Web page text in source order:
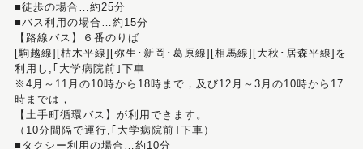
■徒歩の場合…約25分
■バス利用の場合…約15分
【路線バス】６番のりば
[駒越線][枯木平線][弥生･新岡･葛原線][相馬線][大秋･居森平線]を
利用し,｢大学病院前｣下車
※4月～11月の10時から18時まで，及び12月～3月の10時から17
時までは，
【土手町循環バス】が利用できます。
（10分間隔で運行,｢大学病院前｣下車）
■タクシー利用の場合…約10分